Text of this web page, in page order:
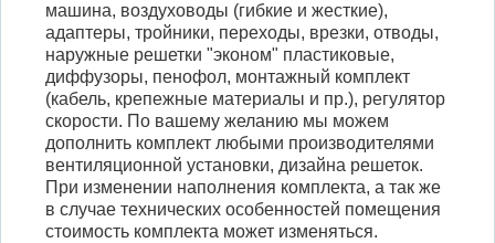
машина, воздуховоды (гибкие и жесткие),
адаптеры, тройники, переходы, врезки, отводы,
наружные решетки "эконом" пластиковые,
диффузоры, пенофол, монтажный комплект
(кабель, крепежные материалы и пр.), регулятор
скорости. По вашему желанию мы можем
дополнить комплект любыми производителями
вентиляционной установки, дизайна решеток.
При изменении наполнения комплекта, а так же
в случае технических особенностей помещения
стоимость комплекта может изменяться.